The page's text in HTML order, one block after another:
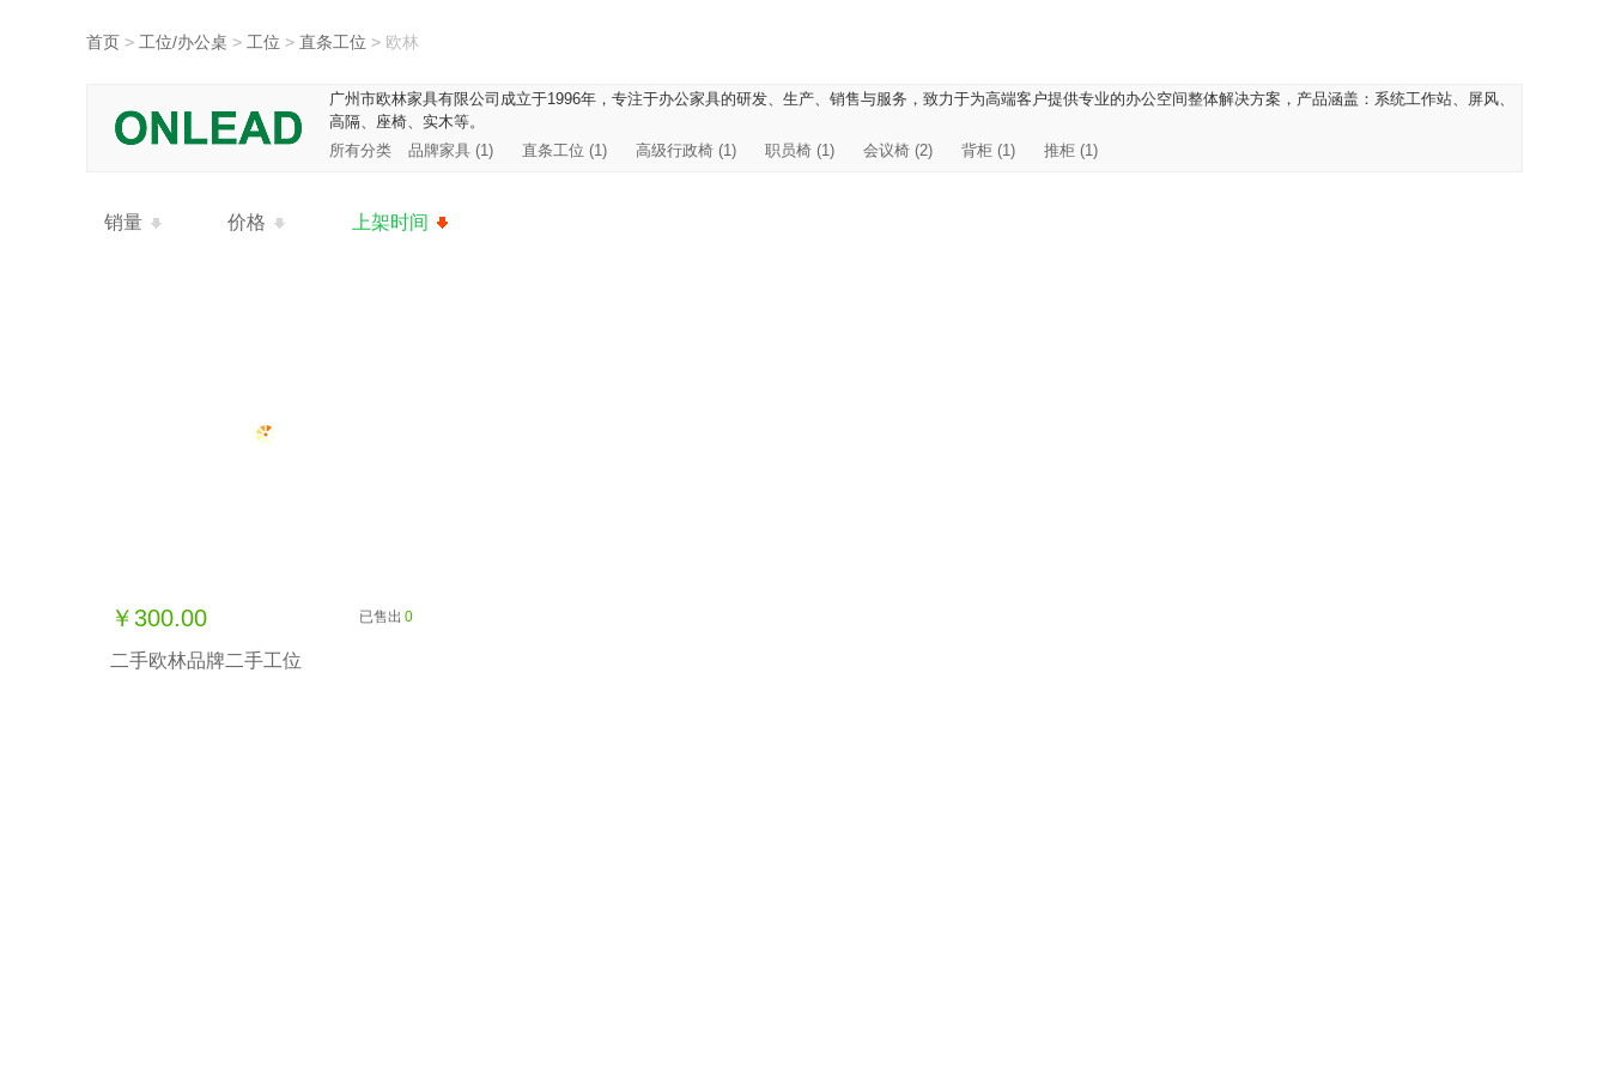
首页 > 工位/办公桌 > 工位 > 直条工位 > 欧林
广州市欧林家具有限公司成立于1996年，专注于办公家具的研发、生产、销售与服务，致力于为高端客户提供专业的办公空间整体解决方案，产品涵盖：系统工作站、屏风、
高隔、座椅、实木等。
所有分类
品牌家具 (1) 直条工位 (1) 高级行政椅 (1) 职员椅 (1) 会议椅 (2) 背柜 (1) 推柜 (1)
销量 价格 上架时间
￥300.00 已售出 0
二手欧林品牌二手工位